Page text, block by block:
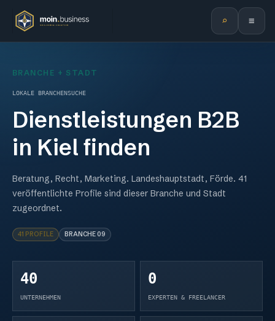
⌕ ≡
BRANCHE + STADT
LOKALE BRANCHENSUCHE
Dienstleistungen B2B
in Kiel finden
Beratung, Recht, Marketing. Landeshauptstadt, Förde. 41
veröffentlichte Profile sind dieser Branche und Stadt
zugeordnet.
41 PROFILE BRANCHE09
40
UNTERNEHMEN
0
EXPERTEN & FREELANCER